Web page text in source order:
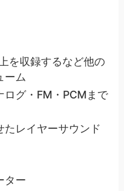
を収録するなど他の
ーム
ログ・FM・PCMまで
レイヤーサウンド
ター